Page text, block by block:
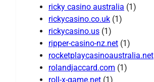
ricky casino australia (1)
rickycasino.co.uk (1)
rickycasino.us (1)
ripper-casino-nz.net (1)
rocketplaycasinoaustralia.net
rolandjaccard.com (1)
roll-x-game.net (1)